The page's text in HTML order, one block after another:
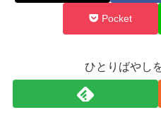
Pocket
ひとりばやし